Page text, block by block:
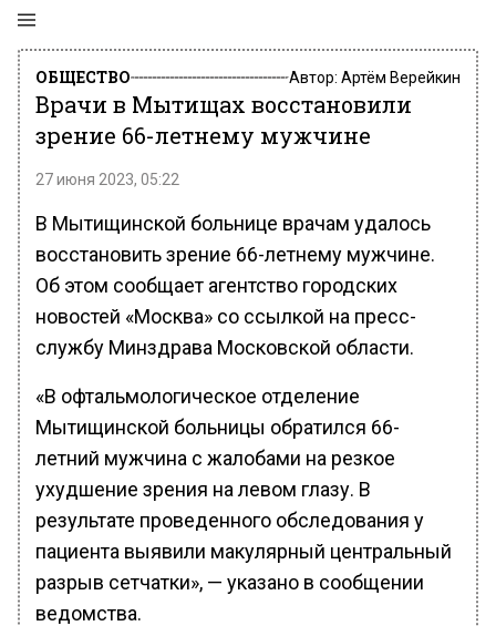
ОБЩЕСТВО Автор: Артём Верейкин
Врачи в Мытищах восстановили
зрение 66-летнему мужчине
27 июня 2023, 05:22
В Мытищинской больнице врачам удалось
восстановить зрение 66-летнему мужчине.
Об этом сообщает агентство городских
новостей «Москва» со ссылкой на пресс-
службу Минздрава Московской области.
«В офтальмологическое отделение
Мытищинской больницы обратился 66-
летний мужчина с жалобами на резкое
ухудшение зрения на левом глазу. В
результате проведенного обследования у
пациента выявили макулярный центральный
разрыв сетчатки», — указано в сообщении
ведомства.